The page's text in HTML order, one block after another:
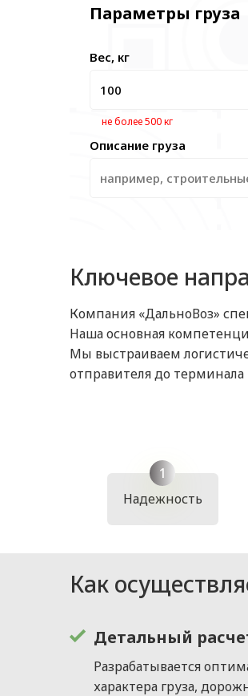
Параметры груза
Вес, кг
не более 500 кг
Описание груза
Ключевое
Компания «ДальноВоз»
Наша основная
Мы выстраиваем
отправителя до
Надежность
Как
Детальный
Разрабатывается
характера груза,